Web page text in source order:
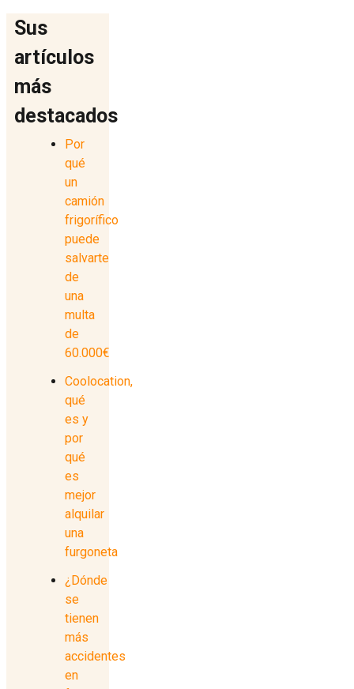
Sus
artículos
más
destacados
Por
qué
un
camión
frigorífico
puede
salvarte
de
una
multa
de
60.000€
Coolocation,
qué
es y
por
qué
es
mejor
alquilar
una
furgoneta
¿Dónde
se
tienen
más
accidentes
en